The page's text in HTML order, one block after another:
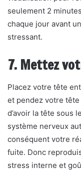
seulement 2
chaque jour avant
stressant.
7. Mettez
Placez votre tête
et pendez votre
d’avoir la tête sous
système nerveux
conséquent votre
fuite. Donc
stress interne et